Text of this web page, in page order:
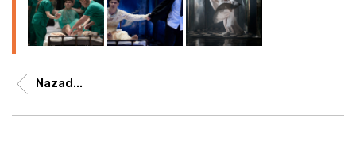
Nazad...